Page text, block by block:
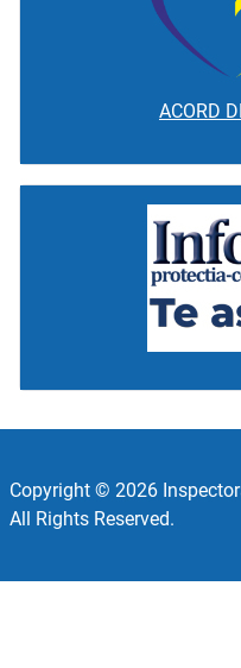
ACORD
Copyright © 2026
All Rights Reserved.